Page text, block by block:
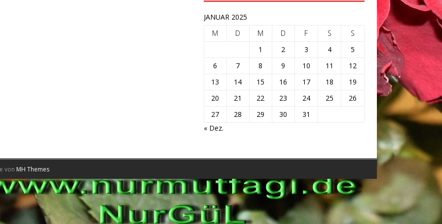
JANUAR 2025
M
D M D F S
S
1
2 3 4
5
6
7 8 9 10 11
12
13
14 15 16 17 18
19
20
21 22 23 24 25
26
27
28 29 30
31
« Dez.
von MH Themes